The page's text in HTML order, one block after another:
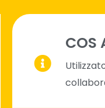
COS